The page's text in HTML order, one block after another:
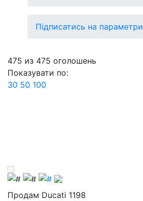
Підписатись на параметри
475 из 475 оголошень
Показувати по:
30 50 100
Продам Ducati 1198